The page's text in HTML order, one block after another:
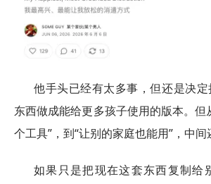
他手头已经有太多事，但还是决
东西做成能给更多孩子使用的版本。但
个工具”，到“让别的家庭也能用”，中间
如果只是把现在这套东西复制给